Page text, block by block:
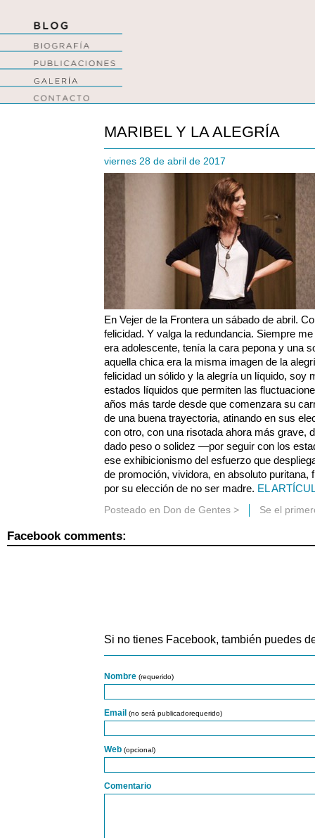
MARIBEL Y LA ALEGRÍA
viernes 28 de abril de 2017
En Vejer de la Frontera un sábado de abril.
felicidad. Y valga la redundancia. Siempre
era adolescente, tenía la cara pepona y una
aquella chica era la misma imagen de la
felicidad un sólido y la alegría un líquido, soy
estados líquidos que permiten las
años más tarde desde que comenzara su
de una buena trayectoria, atinando en sus
con otro, con una risotada ahora más grave,
dado peso o solidez —por seguir con los
ese exhibicionismo del esfuerzo que
de promoción, vividora, en absoluto puritana,
por su elección de no ser madre. EL
Posteado en Don de Gentes > Se el
Facebook comments:
Si no tienes Facebook, también puedes
Nombre (requerido)
Email (no será publicadorequerido)
Web (opcional)
Comentario